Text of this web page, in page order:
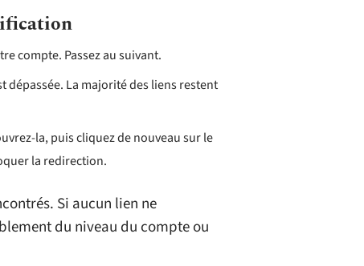
compte. Passez au suivant.
dépassée. La majorité des liens restent
la, puis cliquez de nouveau sur le
la redirection.
Si aucun lien ne
du niveau du compte ou